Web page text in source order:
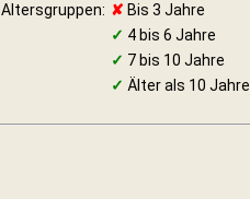
Altersgruppen: ✘ Bis 3 Jahre
✓ 4 bis 6 Jahre
✓ 7 bis 10 Jahre
✓ Älter als 10 Jahre